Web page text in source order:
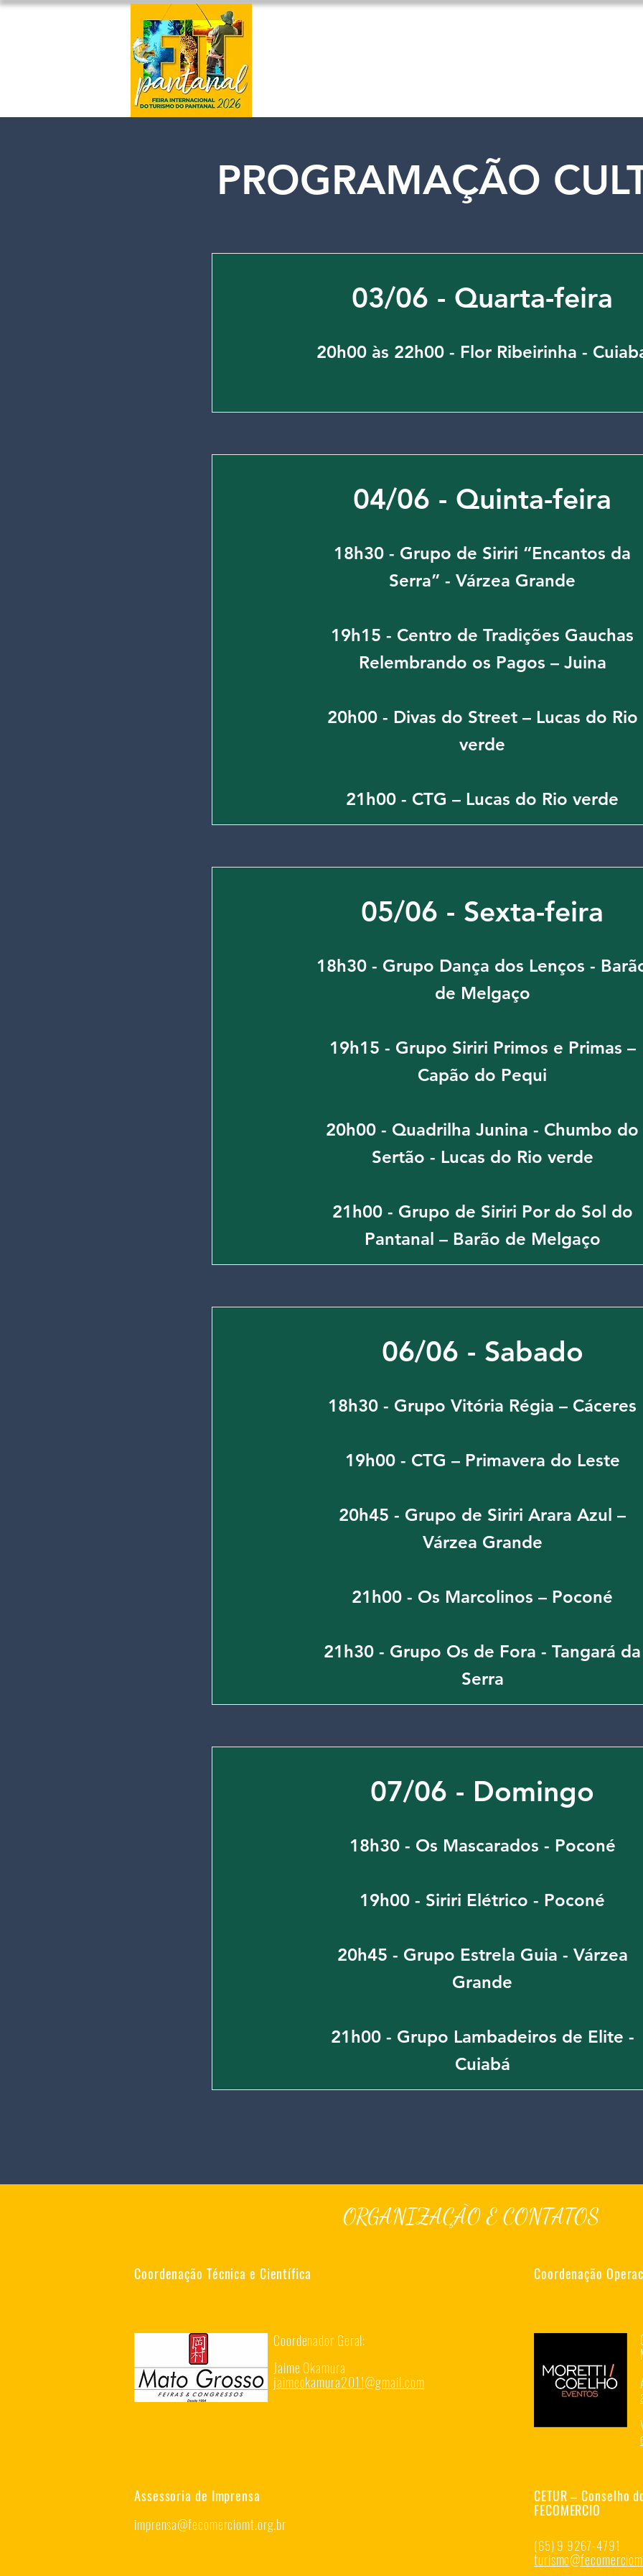
PROGRAMAÇÃO
03/06 - Quarta-feira
20h00 às 22h00 - Flor Ribeirinha -
04/06 - Quinta-feira
18h30 - Grupo de Siriri “Encantos da
Serra” - Várzea Grande
19h15 - Centro de Tradições Gauchas
Relembrando os Pagos – Juina
20h00 - Divas do Street – Lucas do Rio
verde
21h00 - CTG – Lucas do Rio verde
05/06 - Sexta-feira
18h30 - Grupo Dança dos Lenços -
de Melgaço
19h15 - Grupo Siriri Primos e Primas –
Capão do Pequi
20h00 - Quadrilha Junina - Chumbo do
Sertão - Lucas do Rio verde
21h00 - Grupo de Siriri Por do Sol do
Pantanal – Barão de Melgaço
06/06 - Sabado
18h30 - Grupo Vitória Régia – Cáceres
19h00 - CTG – Primavera do Leste
20h45 - Grupo de Siriri Arara Azul –
Várzea Grande
21h00 - Os Marcolinos – Poconé
21h30 - Grupo Os de Fora - Tangará da
Serra
07/06 - Domingo
18h30 - Os Mascarados - Poconé
19h00 - Siriri Elétrico - Poconé
20h45 - Grupo Estrela Guia - Várzea
Grande
21h00 - Grupo Lambadeiros de Elite -
Cuiabá
ORGANIZAÇÃO E CONTATOS
Coordenação Técnica e Científica
Coordenador Geral:
Jaime Okamura
jaimeokamura2011@gmail.com
Assessoria de Imprensa
imprensa@fecomerciomt.org.br
Coordenação
CETUR – Conselho
FECOMERCIO
(65) 9 9267-4791